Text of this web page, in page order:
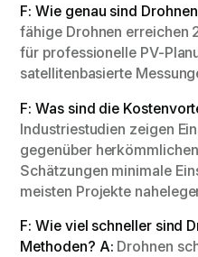
F: Wie genau sind
fähige Drohnen erreichen
für professionelle PV-
satellitenbasierte
F: Was sind die
Industriestudien zeigen
gegenüber
Schätzungen minimale
meisten Projekte
F: Wie viel schneller sind
Methoden? A: Drohnen